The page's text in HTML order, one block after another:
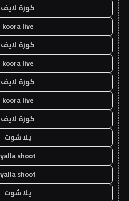
كورة لايف
koora live
كورة لايف
koora live
كورة لايف
koora live
كورة لايف
يلا شوت
yalla shoot
yalla shoot
يلا شوت